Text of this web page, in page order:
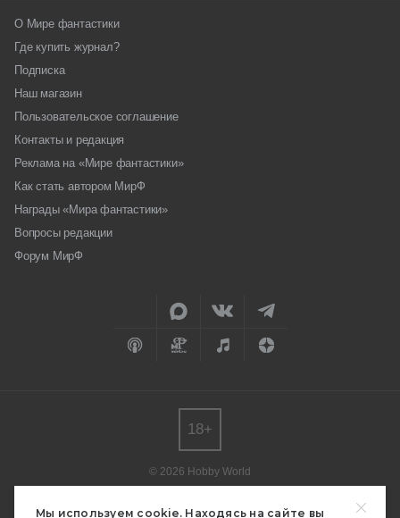
Мы используем cookie. Находясь на сайте вы
О Мире фантастики
Где купить журнал?
Подписка
Наш магазин
Пользовательское соглашение
Контакты и редакция
Реклама на «Мире фантастики»
Как стать автором МирФ
Награды «Мира фантастики»
Вопросы редакции
Форум МирФ
© 2026 Hobby World
редакции.
18+